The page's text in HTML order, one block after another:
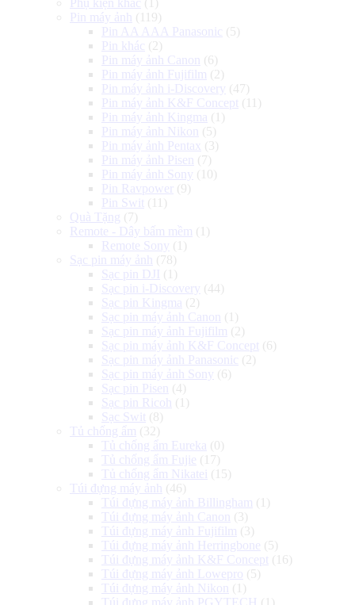
Phụ kiện khác (1)
Pin máy ảnh
(119)
Pin AA AAA Panasonic (5)
Pin khác (2)
Pin máy ảnh Canon
(6)
Pin máy ảnh Fujifilm (2)
Pin máy ảnh i-Discovery (47)
Pin máy ảnh K&F Concept (11)
Pin máy ảnh Kingma (1)
Pin máy ảnh Nikon
(5)
Pin máy ảnh Pentax (3)
Pin máy ảnh Pisen
(7)
Pin máy ảnh Sony (10)
Pin Ravpower
(9)
Pin Swit (11)
Quà Tặng (7)
Remote - Dây bấm mềm (1)
Remote Sony (1)
Sạc pin máy ảnh
(78)
Sạc pin DJI (1)
Sạc pin i-Discovery (44)
Sạc pin Kingma (2)
Sạc pin máy ảnh Canon
(1)
Sạc pin máy ảnh Fujifilm (2)
Sạc pin máy ảnh K&F Concept (6)
Sạc pin máy ảnh Panasonic (2)
Sạc pin máy ảnh Sony (6)
Sạc pin Pisen
(4)
Sạc pin Ricoh
(1)
Sạc Swit (8)
Tủ chống ẩm (32)
Tủ chống ẩm Eureka (0)
Tủ chống ẩm Fujie (17)
Tủ chống ẩm Nikatei (15)
Túi đựng máy ảnh
(46)
Túi đựng máy ảnh Billingham (1)
Túi đựng máy ảnh Canon
(3)
Túi đựng máy ảnh Fujifilm (3)
Túi đựng máy ảnh Herringbone (5)
Túi đựng máy ảnh K&F Concept (16)
Túi đựng máy ảnh Lowepro (5)
Túi đựng máy ảnh Nikon
(1)
Túi đựng máy ảnh PGYTECH
(1)